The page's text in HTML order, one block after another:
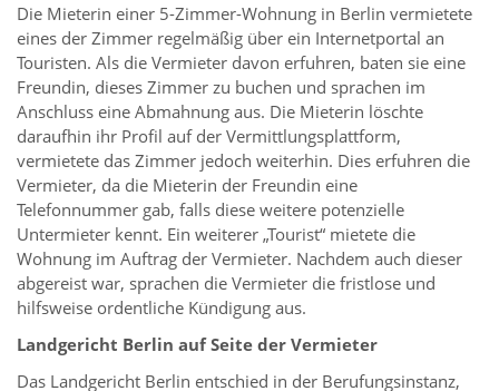
Die Mieterin einer 5-Zimmer-Wohnung in Berlin vermietete
eines der Zimmer regelmäßig über ein Internetportal an
Touristen. Als die Vermieter davon erfuhren, baten sie eine
Freundin, dieses Zimmer zu buchen und sprachen im
Anschluss eine Abmahnung aus. Die Mieterin löschte
daraufhin ihr Profil auf der Vermittlungsplattform,
vermietete das Zimmer jedoch weiterhin. Dies erfuhren die
Vermieter, da die Mieterin der Freundin eine
Telefonnummer gab, falls diese weitere potenzielle
Untermieter kennt. Ein weiterer „Tourist“ mietete die
Wohnung im Auftrag der Vermieter. Nachdem auch dieser
abgereist war, sprachen die Vermieter die fristlose und
hilfsweise ordentliche Kündigung aus.
Landgericht Berlin auf Seite der Vermieter
Das Landgericht Berlin entschied in der Berufungsinstanz,